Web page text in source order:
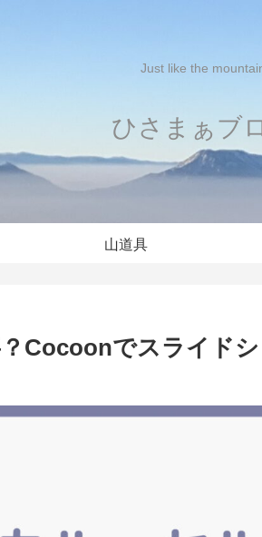
Just like the
ひさまぁブ
山道具
Cocoonでスライド